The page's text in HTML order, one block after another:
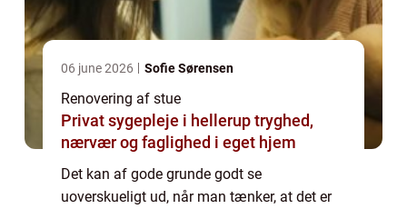
06 june 2026 Sofie Sørensen
Renovering af stue
Privat sygepleje i hellerup tryghed,
nærvær og faglighed i eget hjem
Det kan af gode grunde godt se
uoverskueligt ud, når man tænker, at det er